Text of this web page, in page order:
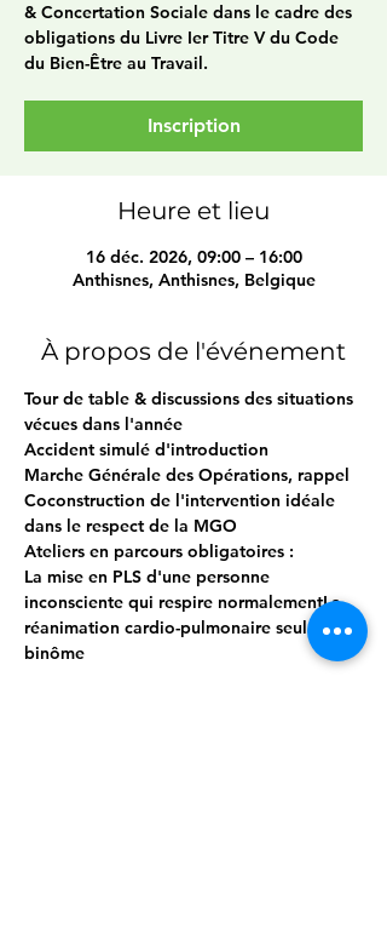
& Concertation Sociale dans le cadre des
obligations du Livre Ier Titre V du Code
du Bien-Être au Travail.
Inscription
Heure et lieu
16 déc. 2026, 09:00 – 16:00
Anthisnes, Anthisnes, Belgique
À propos de l'événement
Tour de table & discussions des situations
vécues dans l'année
Accident simulé d'introduction
Marche Générale des Opérations, rappel
Coconstruction de l'intervention idéale
dans le respect de la MGO
Ateliers en parcours obligatoires :
La mise en PLS d'une personne
inconsciente qui respire normalementLa
réanimation cardio-pulmonaire seul / en
binôme